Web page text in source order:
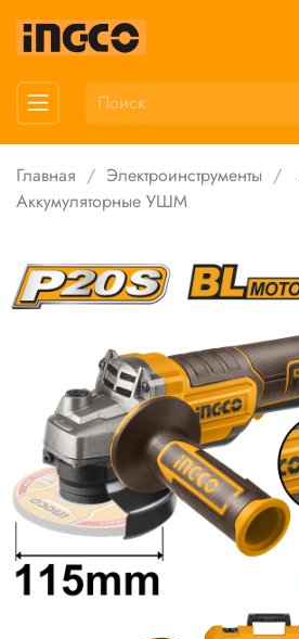
Главная Электроинструменты
Аккумуляторные УШМ